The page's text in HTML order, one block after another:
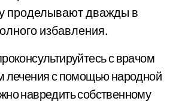
проделывают дважды в
избавления.
с врачом
лечения с помощью народной
навредить собственному